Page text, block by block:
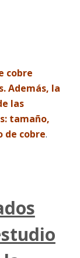
cobre
Además, la
las
tamaño,
de cobre.